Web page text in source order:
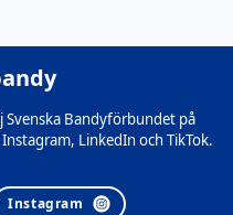
Bandyförbundet på
LinkedIn och TikTok.
Instagram